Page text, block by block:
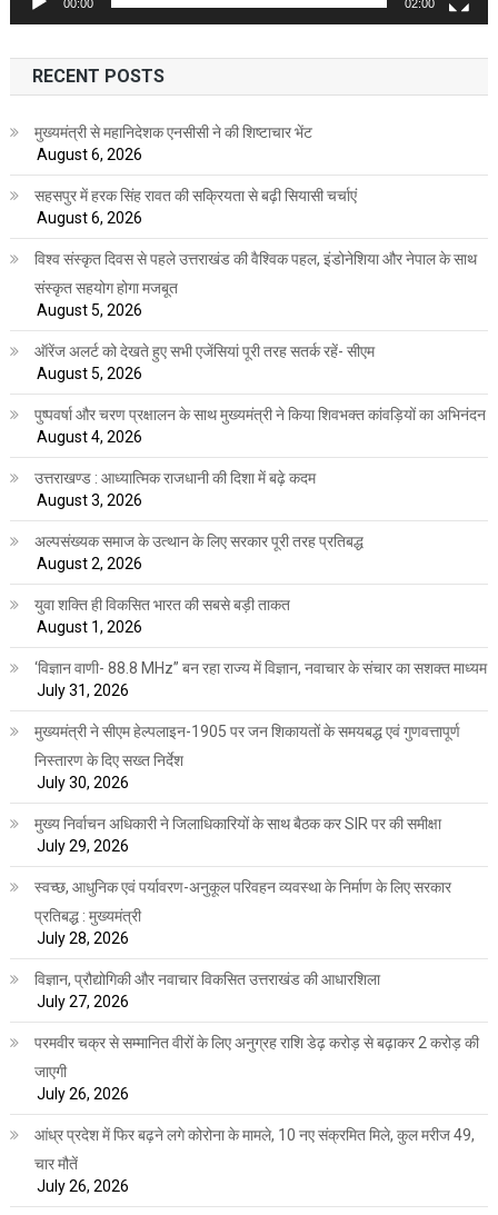
00:00 02:00
RECENT POSTS
मुख्यमंत्री से महानिदेशक एनसीसी ने की शिष्टाचार भेंट
August 6, 2026
सहसपुर में हरक सिंह रावत की सक्रियता से बढ़ी सियासी चर्चाएं
August 6, 2026
विश्व संस्कृत दिवस से पहले उत्तराखंड की वैश्विक पहल, इंडोनेशिया और नेपाल के साथ
संस्कृत सहयोग होगा मजबूत
August 5, 2026
ऑरेंज अलर्ट को देखते हुए सभी एजेंसियां पूरी तरह सतर्क रहें- सीएम
August 5, 2026
पुष्पवर्षा और चरण प्रक्षालन के साथ मुख्यमंत्री ने किया शिवभक्त कांवड़ियों का अभिनंदन
August 4, 2026
उत्तराखण्ड : आध्यात्मिक राजधानी की दिशा में बढ़े कदम
August 3, 2026
अल्पसंख्यक समाज के उत्थान के लिए सरकार पूरी तरह प्रतिबद्ध
August 2, 2026
युवा शक्ति ही विकसित भारत की सबसे बड़ी ताकत
August 1, 2026
‘विज्ञान वाणी- 88.8 MHz” बन रहा राज्य में विज्ञान, नवाचार के संचार का सशक्त माध्यम
July 31, 2026
मुख्यमंत्री ने सीएम हेल्पलाइन-1905 पर जन शिकायतों के समयबद्ध एवं गुणवत्तापूर्ण
निस्तारण के दिए सख्त निर्देश
July 30, 2026
मुख्य निर्वाचन अधिकारी ने जिलाधिकारियों के साथ बैठक कर SIR पर की समीक्षा
July 29, 2026
स्वच्छ, आधुनिक एवं पर्यावरण-अनुकूल परिवहन व्यवस्था के निर्माण के लिए सरकार
प्रतिबद्ध : मुख्यमंत्री
July 28, 2026
विज्ञान, प्रौद्योगिकी और नवाचार विकसित उत्तराखंड की आधारशिला
July 27, 2026
परमवीर चक्र से सम्मानित वीरों के लिए अनुग्रह राशि डेढ़ करोड़ से बढ़ाकर 2 करोड़ की
जाएगी
July 26, 2026
आंध्र प्रदेश में फिर बढ़ने लगे कोरोना के मामले, 10 नए संक्रमित मिले, कुल मरीज 49,
चार मौतें
July 26, 2026